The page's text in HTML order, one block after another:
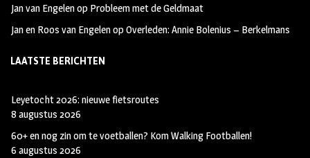
Jan van Engelenop Probleem met de Geldmaat
Jan en Roos van EngelenopOverleden: Annie Bolenius – Berkelmans
LAATSTE BERICHTEN
Leyetocht 2026: nieuwe fietsroutes
8 augustus 2026
60+ en nog zin om te voetballen? Kom Walking Footballen!
6 augustus 2026